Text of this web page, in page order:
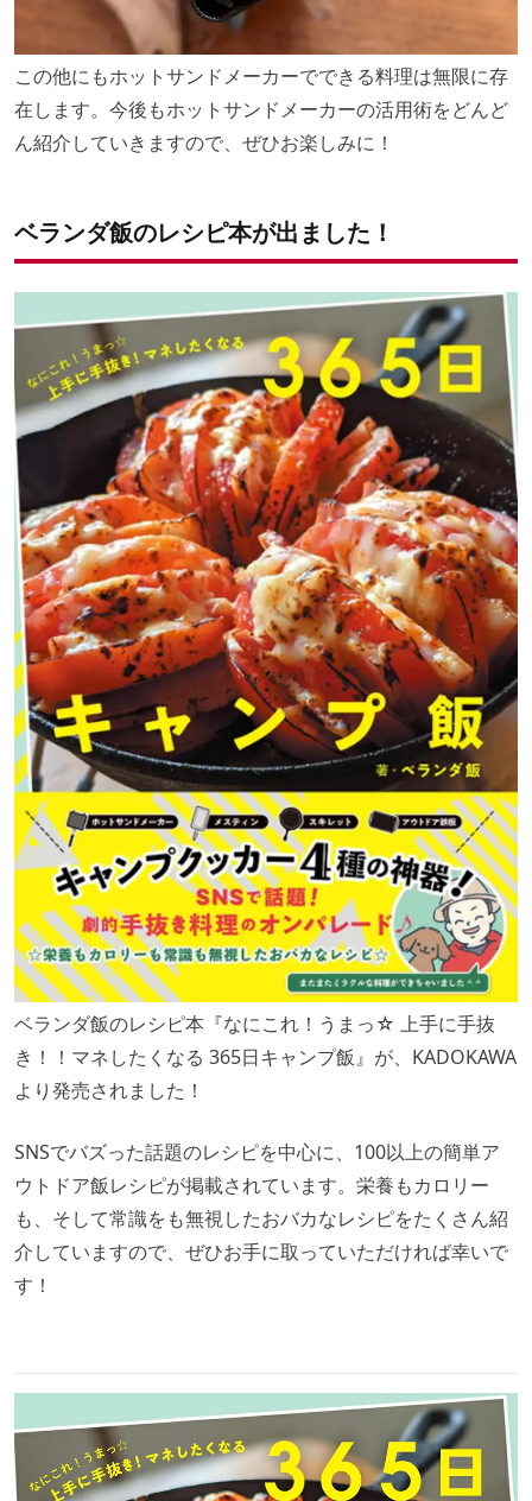
この他にもホットサンドメーカーでできる料理は無限に存
在します。今後もホットサンドメーカーの活用術をどんど
ん紹介していきますので、ぜひお楽しみに！
ベランダ飯のレシピ本が出ました！
ベランダ飯のレシピ本『なにこれ！うまっ☆ 上手に手抜
き！！マネしたくなる 365日キャンプ飯』が、KADOKAWA
より発売されました！
SNSでバズった話題のレシピを中心に、100以上の簡単ア
ウトドア飯レシピが掲載されています。栄養もカロリー
も、そして常識をも無視したおバカなレシピをたくさん紹
介していますので、ぜひお手に取っていただければ幸いで
す！